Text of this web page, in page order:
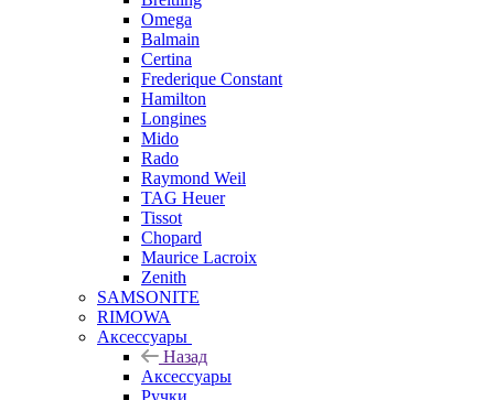
Omega
Balmain
Certina
Frederique Constant
Hamilton
Longines
Mido
Rado
Raymond Weil
TAG Heuer
Tissot
Chopard
Maurice Lacroix
Zenith
SAMSONITE
RIMOWA
Аксессуары
Назад
Аксессуары
Ручки